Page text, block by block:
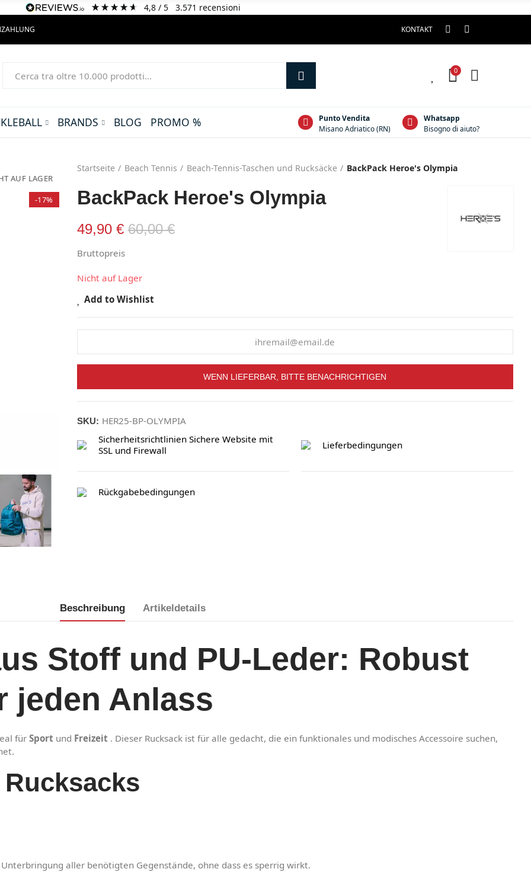
4,8/ 5 3.571 recensioni
KONTAKT
0
BRANDS BLOG PROMO %
Punto Vendita
Misano Adriatico (RN)
Whatsapp
Bisogno di aiuto?
AUF LAGER
-17%
Startseite Beach Tennis Beach-Tennis-Taschen und Rucksäcke BackPack Heroe's Olympia
BackPack Heroe's Olympia
49,90 €60,00 €
Bruttopreis
Nicht auf Lager
Add to Wishlist
WENN LIEFERBAR, BITTE BENACHRICHTIGEN
SKU: HER25-BP-OLYMPIA
Sicherheitsrichtlinien Sichere Website mit
SSL und Firewall
Lieferbedingungen
Rückgabebedingungen
Beschreibung Artikeldetails
Stoff und PU-Leder: Robust
jeden Anlass
fürSport und Freizeit . Dieser Rucksack ist für alle gedacht, die ein funktionales und modisches Accessoire suchen,
aller benötigten Gegenstände, ohne dass es sperrig wirkt.